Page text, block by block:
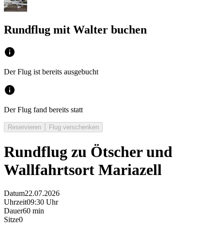
Rundflug mit Walter buchen
Der Flug ist bereits ausgebucht
Der Flug fand bereits statt
Reservieren Flug verschenken
Rundflug zu Ötscher und
Wallfahrtsort Mariazell
Datum22.07.2026
Uhrzeit09:30 Uhr
Dauer60 min
Sitze0